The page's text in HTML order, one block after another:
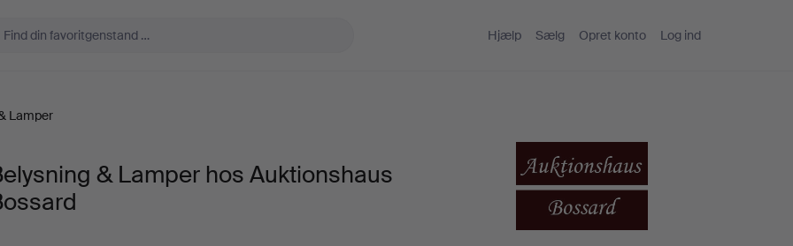
Hjælp Sælg Opret konto Log ind
Lamper
& Lamper hos Auktionshaus